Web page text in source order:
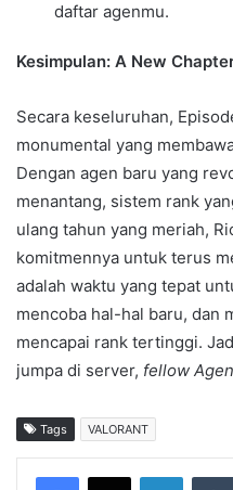
daftar agenmu.
Kesimpulan: A New
Secara keseluruhan,
monumental yang
Dengan agen baru yang
menantang, sistem rank
ulang tahun yang meriah,
komitmennya untuk terus
adalah waktu yang tepat
mencoba hal-hal baru, dan
mencapai rank tertinggi.
jumpa di server, fellow
Tags VALORANT